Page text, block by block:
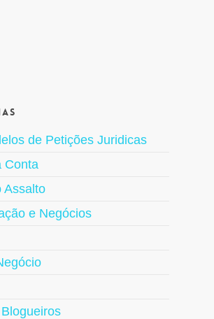
de Petições Juridicas
Conta
Assalto
e Negócios